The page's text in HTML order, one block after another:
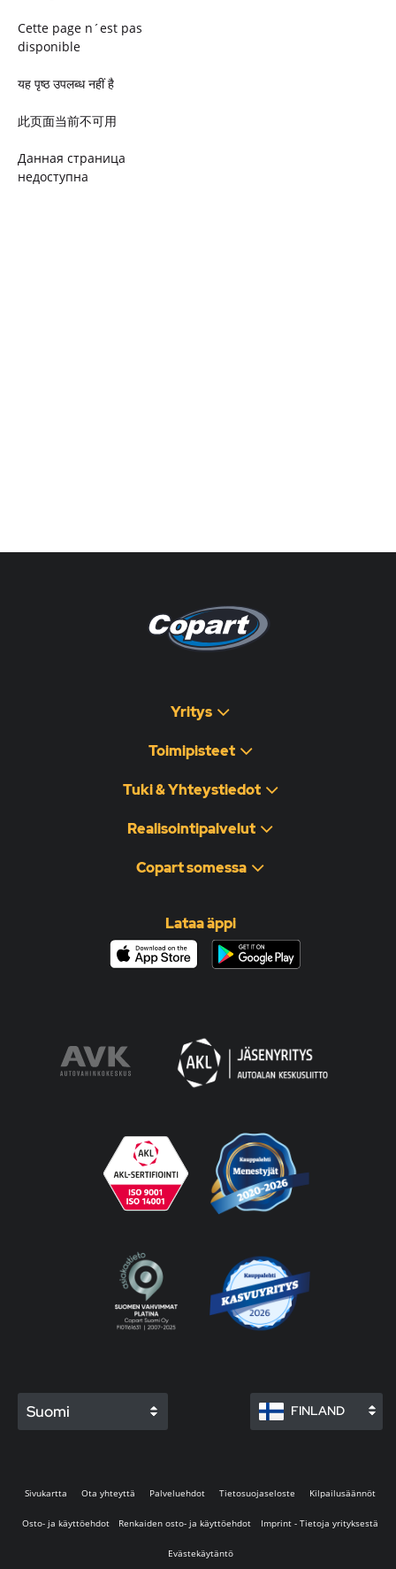
Cette page n´est pas
disponible
यह पृष्ठ उपलब्ध नहीं है
此页面当前不可用
Данная страница
недоступна
Yritys
Toimipisteet
Tuki & Yhteystiedot
Realisointipalvelut
Copart somessa
Lataa äppi
Suomi FINLAND
Sivukartta Ota yhteyttä Palveluehdot Tietosuojaseloste Kilpailusäännöt
Osto- ja käyttöehdot Renkaiden osto- ja käyttöehdot Imprint - Tietoja yrityksestä
Evästekäytäntö